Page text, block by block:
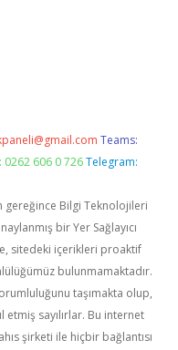
Teams:
606 0 726 Telegram:
gereğince Bilgi Teknolojileri
bir Yer Sağlayıcı
sitedeki içerikleri proaktif
bulunmamaktadır.
taşımakta olup,
sayılırlar. Bu internet
şirketi ile hiçbir bağlantısı